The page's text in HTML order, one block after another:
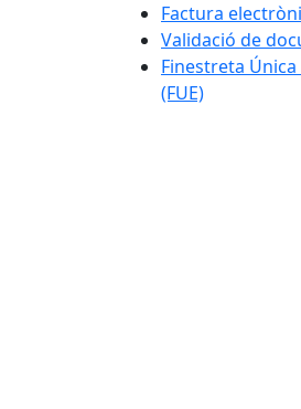
Factura
Validació de
Finestreta
(FUE)